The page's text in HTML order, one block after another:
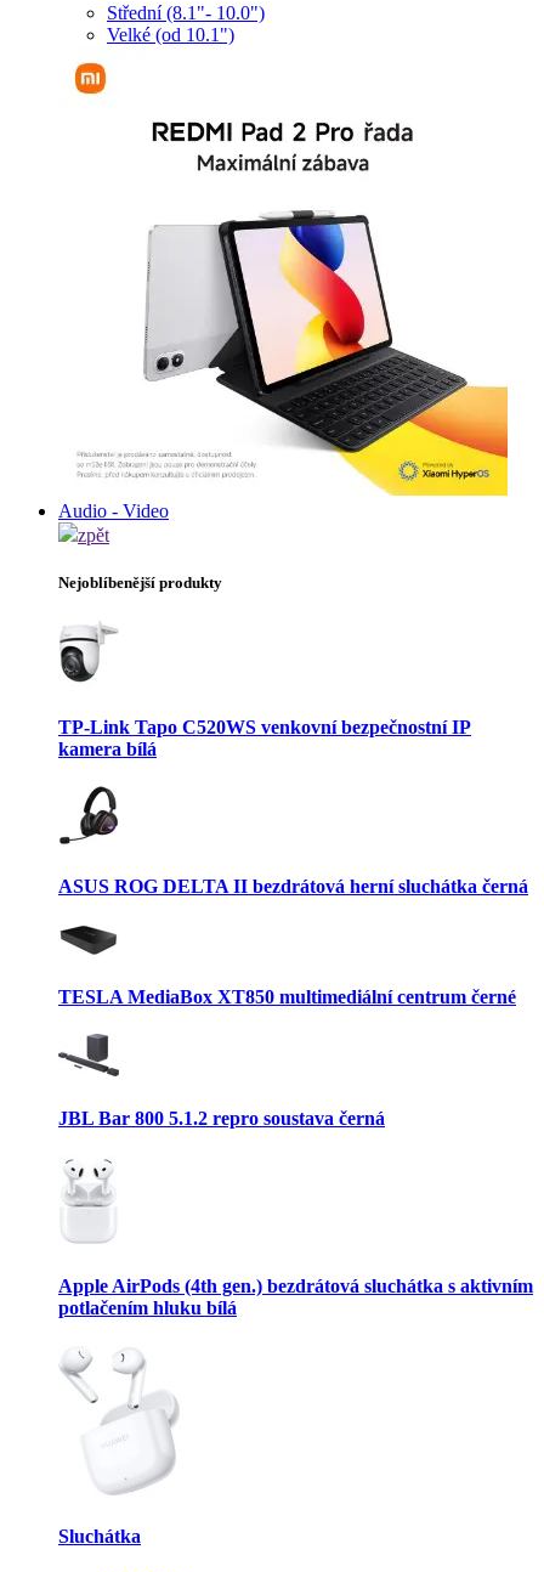
Střední (8.1"- 10.0")
Velké (od 10.1")
Audio - Video
zpět
Nejoblíbenější produkty
TP-Link Tapo C520WS venkovní bezpečnostní IP
kamera bílá
ASUS ROG DELTA II bezdrátová herní sluchátka černá
TESLA MediaBox XT850 multimediální centrum černé
JBL Bar 800 5.1.2 repro soustava černá
Apple AirPods (4th gen.) bezdrátová sluchátka s aktivním
potlačením hluku bílá
Sluchátka